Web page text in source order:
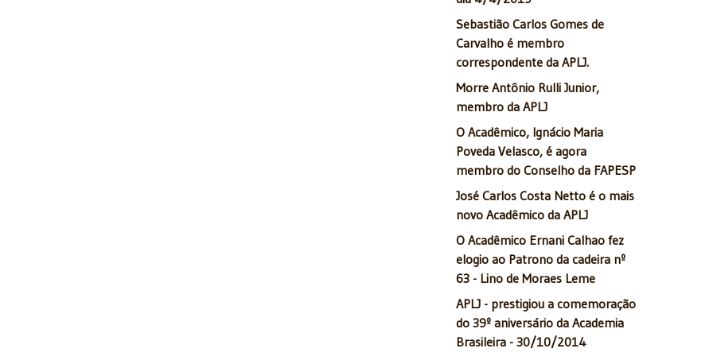
em 27/8/2015
Ribeiro é o Novo Integrante da APLJ - 4/8/2015
Sebastião Carlos Gomes de
Carvalho é membro
correspondente da APLJ.
Morre Antônio Rulli Junior,
membro da APLJ
O Acadêmico, Ignácio Maria
Poveda Velasco, é agora
membro do Conselho da FAPESP
José Carlos Costa Netto é o mais
novo Acadêmico da APLJ
O Acadêmico Ernani Calhao fez
elogio ao Patrono da cadeira nº
63 - Lino de Moraes Leme
APLJ - prestigiou a comemoração
do 39º aniversário da Academia
Brasileira - 30/10/2014